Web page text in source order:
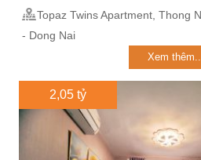
Topaz Twins Apartment, Thong
- Dong Nai
Xem
2,05 tỷ